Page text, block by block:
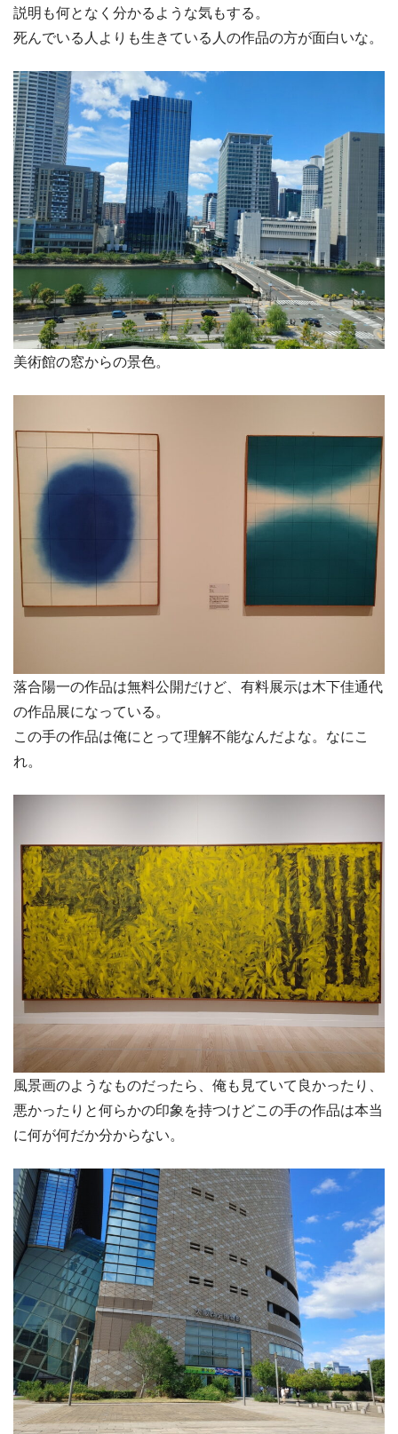
説明も何となく分かるような気もする。
死んでいる人よりも生きている人の作品の方が面白いな。
美術館の窓からの景色。
落合陽一の作品は無料公開だけど、有料展示は木下佳通代
の作品展になっている。
この手の作品は俺にとって理解不能なんだよな。なにこ
れ。
風景画のようなものだったら、俺も見ていて良かったり、
悪かったりと何らかの印象を持つけどこの手の作品は本当
に何が何だか分からない。